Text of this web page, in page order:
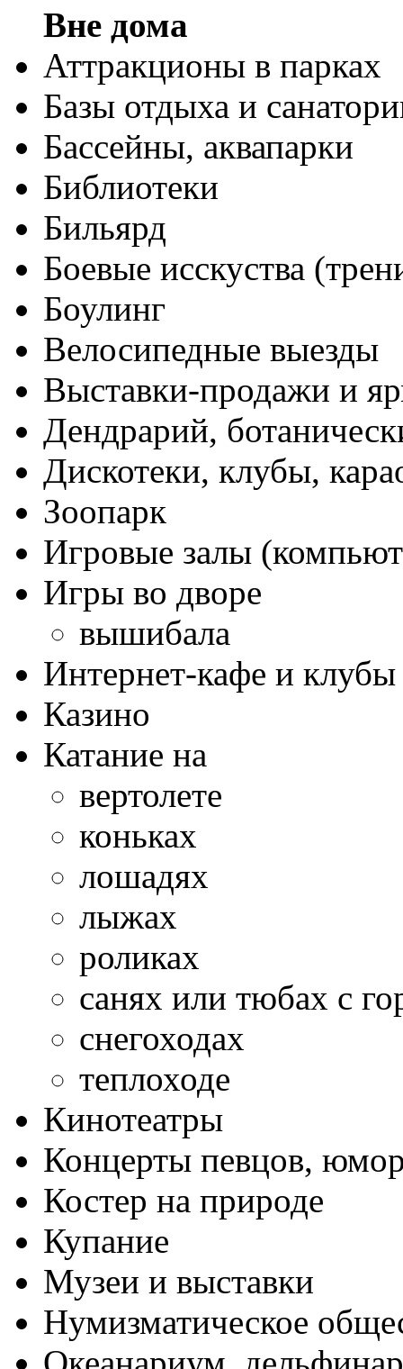
Вне дома
Аттракционы в парках
Базы отдыха и
Бассейны, аквапарки
Библиотеки
Бильярд
Боевые исскуства
Боулинг
Велосипедные выезды
Выставки-продажи и
Дендрарий,
Дискотеки, клубы,
Зоопарк
Игровые залы
Игры во дворе
вышибала
Интернет-кафе и
Казино
Катание на
вертолете
коньках
лошадях
лыжах
роликах
санях или тюбах с
снегоходах
теплоходе
Кинотеатры
Концерты певцов,
Костер на природе
Купание
Музеи и выставки
Нумизматическое